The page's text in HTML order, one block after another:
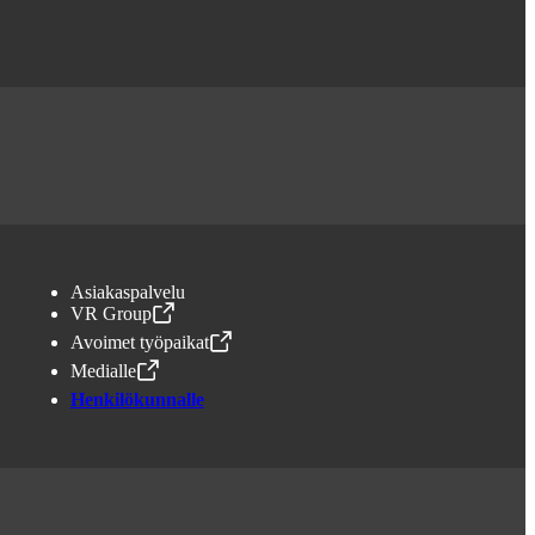
Asiakaspalvelu
VR Group
,Avataan uudessa välilehdessä
Avoimet työpaikat
,Avataan uudessa välilehdessä
Medialle
,Avataan uudessa välilehdessä
Henkilökunnalle